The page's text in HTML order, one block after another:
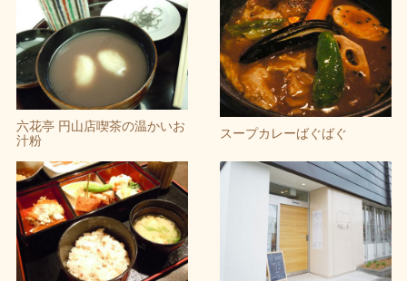
六花亭 円山店喫茶の温かいお
汁粉
スープカレーばぐばぐ